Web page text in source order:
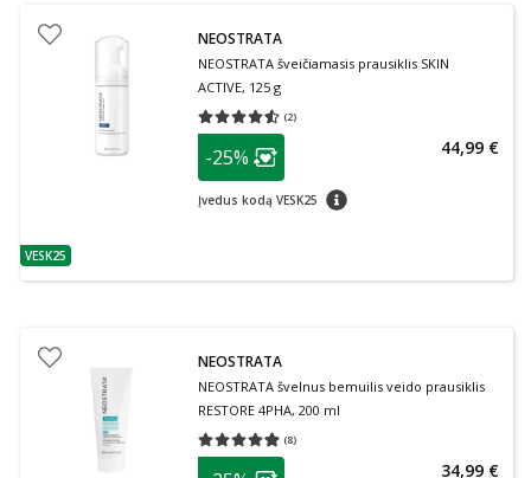
patarimas
VESK25
NEOSTRATA
NEOSTRATA šveičiamasis prausiklis SKIN
ACTIVE, 125 g
(2)
Vidutinis įvertinimas 4.50
patarimas
Lojalumo klubo narių nuolaida
-25%
Įvedus kodą VESK25 patarimas
44,99 €
NEOSTRATA
NEOSTRATA švelnus bemuilis veido prausiklis
RESTORE 4PHA, 200 ml
(8)
Vidutinis įvertinimas 4.88
patarimas 34,99 €